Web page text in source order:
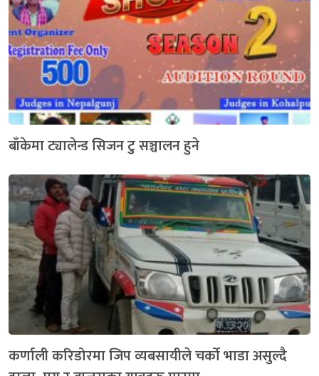
बाँकेमा ट्यालेन्ड सिजन टु सञ्चालन हुने
कर्णाली करिडोरमा जिप व्यबसायीले चर्को भाडा असुल्दै